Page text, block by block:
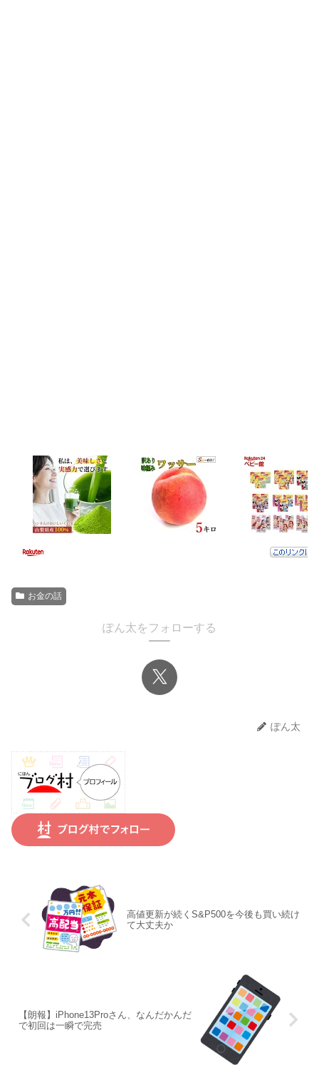
お金の話
ぽん太をフォローする
ぽん太
高値更新が続くS&P500を今後も買い続け
て大丈夫か
【朗報】iPhone13Proさん、なんだかんだ
で初回は一瞬で完売